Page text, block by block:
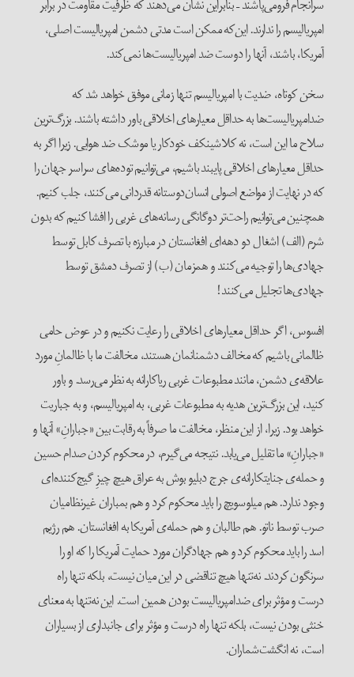
سرانجام فرومی‌‌پاشند – بنابراین نشان می‌دهند که ظرفیت مقاومت در برابر
امپریالیسم را ندارند. این‌که ممکن است مدتی دشمن امپریالیست اصلی،
آمریکا، باشند، آنها را دوست ضد امپریالیست‌ها نمی‌کند.
سخن کوتاه، ضدیت با امپریالیسم تنها زمانی موفق خواهد شد که
ضدامپریالیست‌ها به حداقل معیارهای اخلاقی باور داشته باشند. بزرگ‌ترین
سلاح ما این است، نه کلاشینکف خودکار یا موشک ضد هوایی. زیرا اگر به
حداقل معیارهای اخلاقی پایبند باشیم، می‌توانیم توده‌های سراسر جهان را
که در نهایت از مواضع اصولی انسان‌دوستانه قدردانی می‌کنند، جلب کنیم.
همچنین می‌توانیم راحت‌تر دوگانگی رسانه‌های غربی را افشا کنیم که بدون
شرم (الف) اشغال دو دهه‌ای افغانستان در مبارزه با تصرف کابل توسط
جهادی‌ها را توجیه می‌کنند و همزمان (ب) از تصرف دمشق توسط
جهادی‌ها تجلیل می‌کنند!
افسوس، اگر حداقل معیارهای اخلاقی را رعایت نکنیم و در عوض حامی
ظالمانی باشیم که مخالف دشمنانمان هستند، مخالفت ما با ظالمانِ مورد
علاقه‌ی دشمن، مانند مطبوعات غربی ریاکارانه به نظر می‌رسد. و باور
کنید، این بزرگ‌ترین هدیه به مطبوعات غربی، به امپریالیسم، و به جباریت
خواهد بود. زیرا، از این منظر، مخالفت ما صرفاً به رقابت بین «جبارانِ» آنها و
«جبارانِ» ما تقلیل می‌یابد. نتیجه می‌گیرم، در محکوم کردن صدام حسین
و حمله‌ی جنایتکارانه‌ی جرج دبلیو بوش به عراق هیچ چیزِ گیج‌کننده‌ای
وجود ندارد. هم میلوسویچ را باید محکوم کرد و هم بمباران غیرنظامیان
صرب توسط ناتو. هم طالبان و هم حمله‌ی آمریکا به افغانستان. هم رژیم
اسد را باید محکوم کرد و هم جهادگران مورد حمایت آمریکا را که او را
سرنگون کردند. نه‌تنها هیچ تناقضی در این میان نیست، بلکه تنها راه
درست و مؤثر برای ضدامپریالیست بودن همین است. این نه‌تنها به معنای
خنثی بودن نیست، بلکه تنها راه درست و مؤثر برای جانبداری از بسیاران
است، نه انگشت‌شماران.